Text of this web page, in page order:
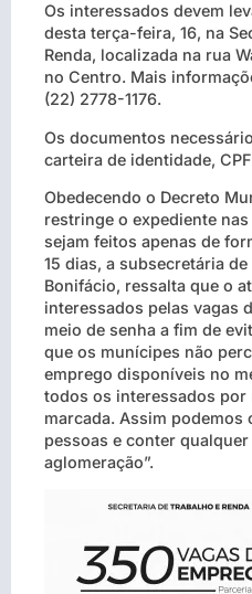
Os interessados devem
desta terça-feira, 16, na
Renda, localizada na rua
no Centro. Mais
(22) 2778-1176.
Os documentos
carteira de identidade,
Obedecendo o Decreto
restringe o expediente
sejam feitos apenas de
15 dias, a subsecretária
Bonifácio, ressalta que o
interessados pelas vagas
meio de senha a fim de
que os munícipes não
emprego disponíveis no
todos os interessados por
marcada. Assim
pessoas e conter
aglomeração”.